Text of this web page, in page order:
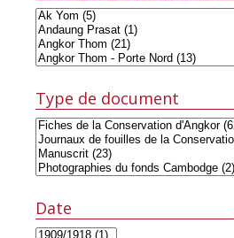
Type de document
Date